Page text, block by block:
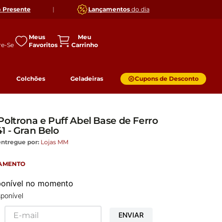
Presente | Lançamentosdo dia
Meus
Favoritos
Colchões Geladeiras Cupons de Desconto
e Puff Abel Base de Ferro
- Gran Belo
por: Lojas MM
no momento
ENVIAR